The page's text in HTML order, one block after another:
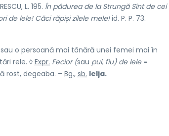
L. 195. În pădurea de la Strungă Sînt de cei
de lele! Căci răpiși zilele mele!id. P. P. 73.
o persoană mai tânără unei femei mai în
rele. ◊ Expr. Fecior (sau pui, fiu) de lele=
rost, degeaba. – Bg., sb. lelja.